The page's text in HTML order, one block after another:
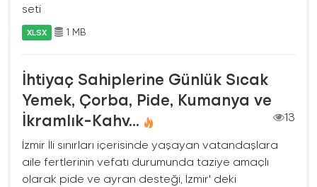
seti
XLSX 1 MB
İhtiyaç Sahiplerine Günlük Sıcak
Yemek, Çorba, Pide, Kumanya ve
İkramlık-Kahv...
13
İzmir İli sınırları içerisinde yaşayan vatandaşlara
aile fertlerinin vefatı durumunda taziye amaçlı
olarak pide ve ayran desteği, İzmir' deki